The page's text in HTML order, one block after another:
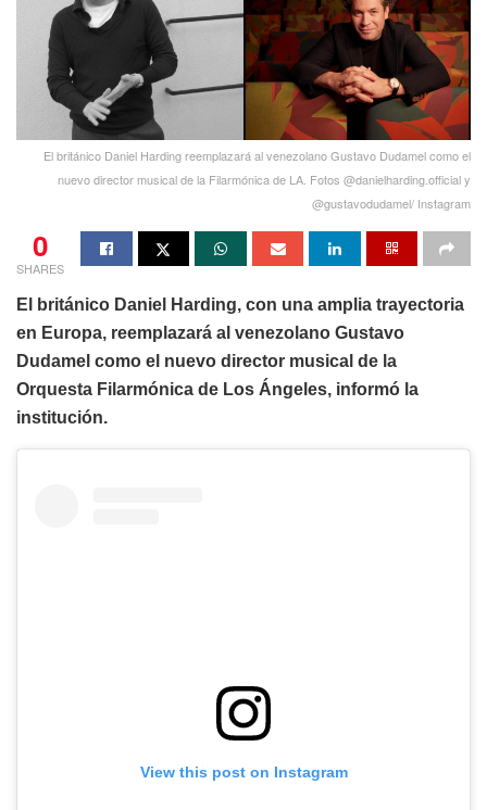
El británico Daniel Harding reemplazará al venezolano Gustavo Dudamel como el
nuevo director musical de la Filarmónica de LA. Fotos @danielharding.official y
@gustavodudamel/ Instagram
0
SHARES
El británico Daniel Harding, con una amplia trayectoria
en Europa, reemplazará al venezolano Gustavo
Dudamel como el nuevo director musical de la
Orquesta Filarmónica de Los Ángeles, informó la
institución.
View this post on Instagram